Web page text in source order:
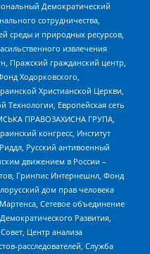
Демократический
сотрудничества,
среды и природных ресурсов,
извлечения
Пражский гражданский центр,
Ходорковского,
Христианской Церкви,
Европейская сеть
ПРАВОЗАХИСНА ГРУПА,
конгресс, Институт
Русский антивоенный
движением в России –
Гринпис Интернешнл, Фонд
дом прав человека
Сетевое объединение
Развития,
Центр анализа
расследователей, Служба